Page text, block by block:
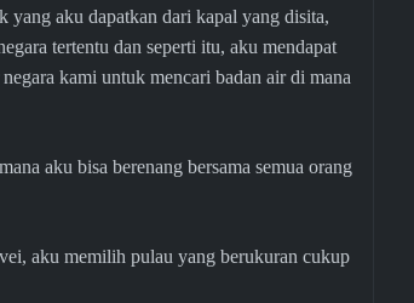
yang aku dapatkan dari kapal yang disita,
tertentu dan seperti itu, aku mendapat
kami untuk mencari badan air di mana
aku bisa berenang bersama semua orang
aku memilih pulau yang berukuran cukup